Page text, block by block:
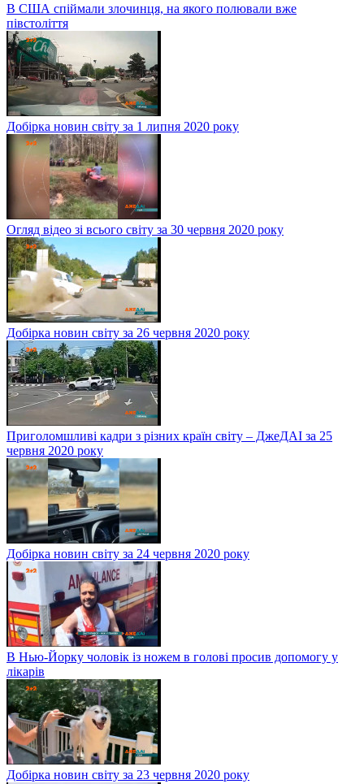
В США спіймали злочинця, на якого полювали вже
півстоліття
Добірка новин світу за 1 липня 2020 року
Огляд відео зі всього світу за 30 червня 2020 року
Добірка новин світу за 26 червня 2020 року
Приголомшливі кадри з різних країн світу – ДжеДАІ за 25
червня 2020 року
Добірка новин світу за 24 червня 2020 року
В Нью-Йорку чоловік із ножем в голові просив допомогу у
лікарів
Добірка новин світу за 23 червня 2020 року